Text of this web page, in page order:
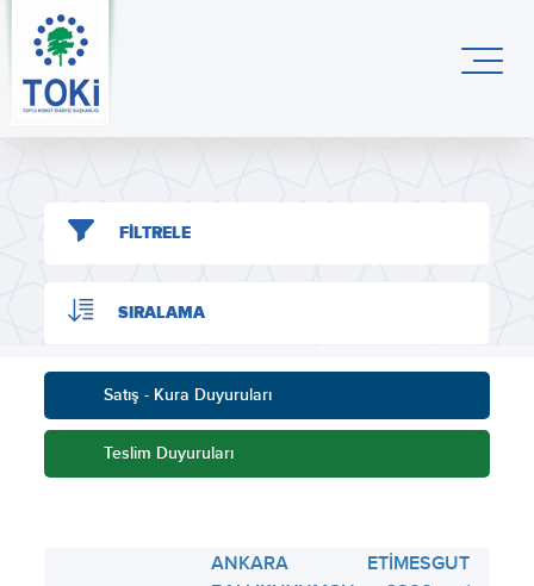
FİLTRELE
SIRALAMA
Satış - Kura Duyuruları
Teslim Duyuruları
ANKARA ETİMESGUT